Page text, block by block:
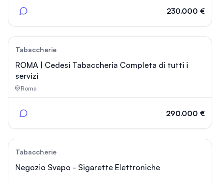
230.000 €
Tabaccherie
ROMA | Cedesi Tabaccheria Completa di tutti i
servizi
Roma
290.000 €
Tabaccherie
Negozio Svapo - Sigarette Elettroniche